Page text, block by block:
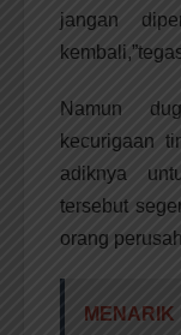
jangan
Namun
kecurigaan
adiknya
tersebut
orang